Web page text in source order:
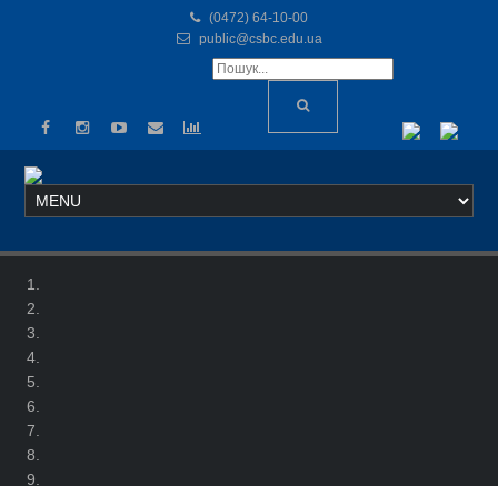
(0472) 64-10-00
public@csbc.edu.ua